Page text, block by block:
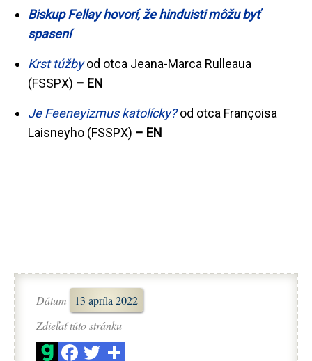
Biskup Fellay hovorí, že hinduisti môžu byť
spasení
Krst túžbyod otca Jeana-Marca Rulleaua
(FSSPX) – EN
Je Feeneyizmus katolícky?od otca Françoisa
Laisneyho (FSSPX) – EN
Dátum
13 apríla 2022
Zdieľať túto stránku